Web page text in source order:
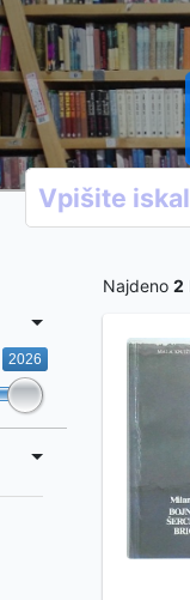
2026
Najdeno 2